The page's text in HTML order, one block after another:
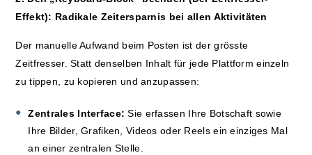
Effekt): Radikale Zeitersparnis bei allen Aktivitäten
Der manuelle Aufwand beim Posten ist der grösste
Zeitfresser. Statt denselben Inhalt für jede Plattform einzeln
zu tippen, zu kopieren und anzupassen:
Zentrales Interface: Sie erfassen Ihre Botschaft sowie
Ihre Bilder, Grafiken, Videos oder Reels ein einziges Mal
an einer zentralen Stelle.